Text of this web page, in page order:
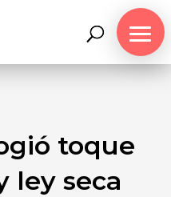
toque
ley seca